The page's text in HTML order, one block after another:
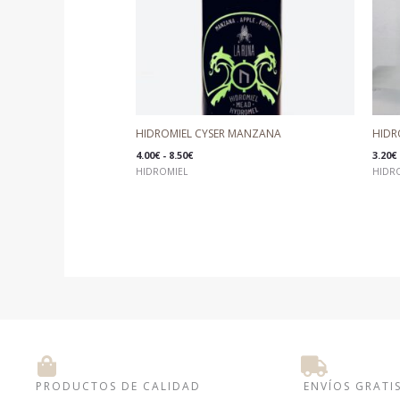
HIDROMIEL CYSER MANZANA
4.00€ - 8.50€
HIDROMIEL
3.20€
PRODUCTOS DE CALIDAD ENVÍOS